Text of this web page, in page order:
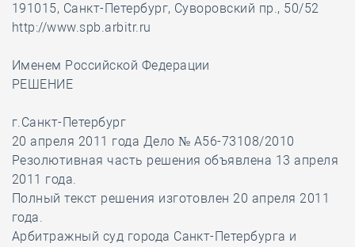
191015, Санкт-Петербург, Суворовский пр., 50/52
http://www.spb.arbitr.ru
Именем Российской Федерации
РЕШЕНИЕ
г.Санкт-Петербург
20 апреля 2011 года Дело № А56-73108/2010
Резолютивная часть решения объявлена 13 апреля
2011 года.
Полный текст решения изготовлен 20 апреля 2011
года.
Арбитражный суд города Санкт-Петербурга и